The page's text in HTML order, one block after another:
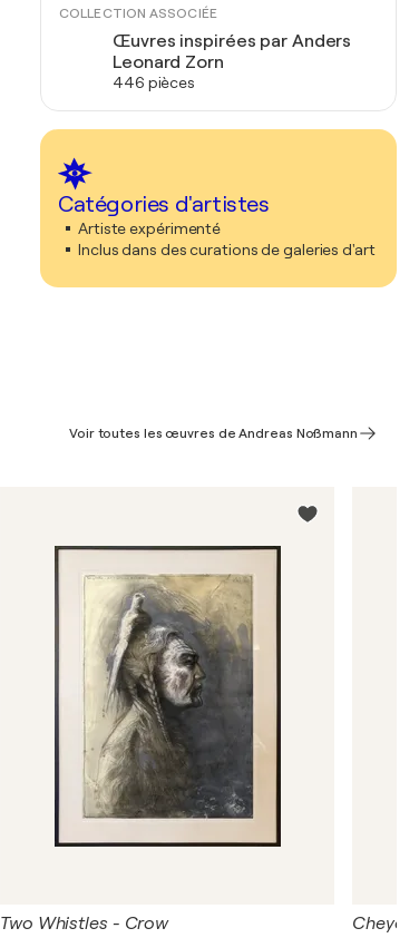
COLLECTION ASSOCIÉE
Œuvres inspirées par Anders
Leonard Zorn
446 pièces
Catégories d'artistes
Artiste expérimenté
Inclus dans des curations de galeries d'art
Voir toutes les œuvres de Andreas Noßmann
Two Whistles - Crow